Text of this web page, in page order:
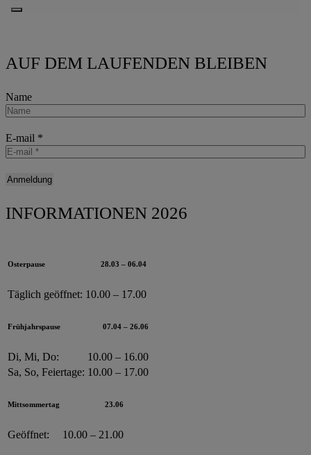
AUF DEM LAUFENDEN BLEIBEN
Name
E-mail *
INFORMATIONEN 2026
Osterpause 28.03 – 06.04
Täglich geöffnet: 10.00 – 17.00
Frühjahrspause 07.04 – 26.06
Di, Mi, Do:
10.00 – 16.00
Sa, So, Feiertage: 10.00 – 17.00
Mittsommertag 23.06
Geöffnet: 10.00 – 21.00